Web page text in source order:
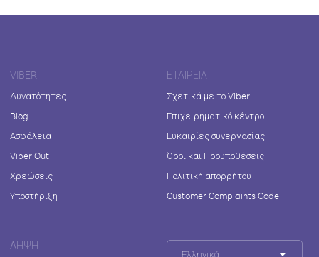
VIBER
Δυνατότητες
Blog
Ασφάλεια
Viber Out
Χρεώσεις
Υποστήριξη
ΕΤΑΙΡΕΊΑ
Σχετικά με το Viber
Επιχειρηματικό κέντρο
Ευκαιρίες συνεργασίας
Όροι και Προϋποθέσεις
Πολιτική απορρήτου
Customer Complaints Code
ΛΉΨΗ
Ελληνικά